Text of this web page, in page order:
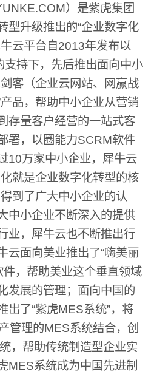
）是紫虎集团
型升级推出的“企业数字化
云平台自2013年发布以
持下，先后推出面向中小
客（企业云网站、网赢战
品，帮助中小企业从营销
存量客户经营的一站式客
署，以圈能力SCRM软件
10万家中小企业，犀牛云
就是企业数字化转型的核
到了广大中小企业的认
中小企业不断深入的提供
业，犀牛云也不断推出行
云面向美业推出了“嗨美丽
件，帮助美业这个垂直领域
发展的管理；面向中国的
出了“紫虎MES系统”，将
管理的MES系统结合，创
，帮助传统制造型企业实
MES系统成为中国先进制